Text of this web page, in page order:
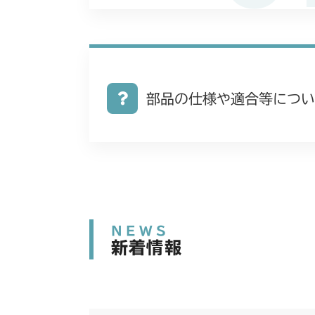
部品の仕様や適合等につ
NEWS
新着情報